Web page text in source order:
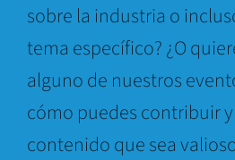
sobre la industria o
tema específico? ¿O
alguno de nuestros
cómo puedes contribuir
contenido que sea